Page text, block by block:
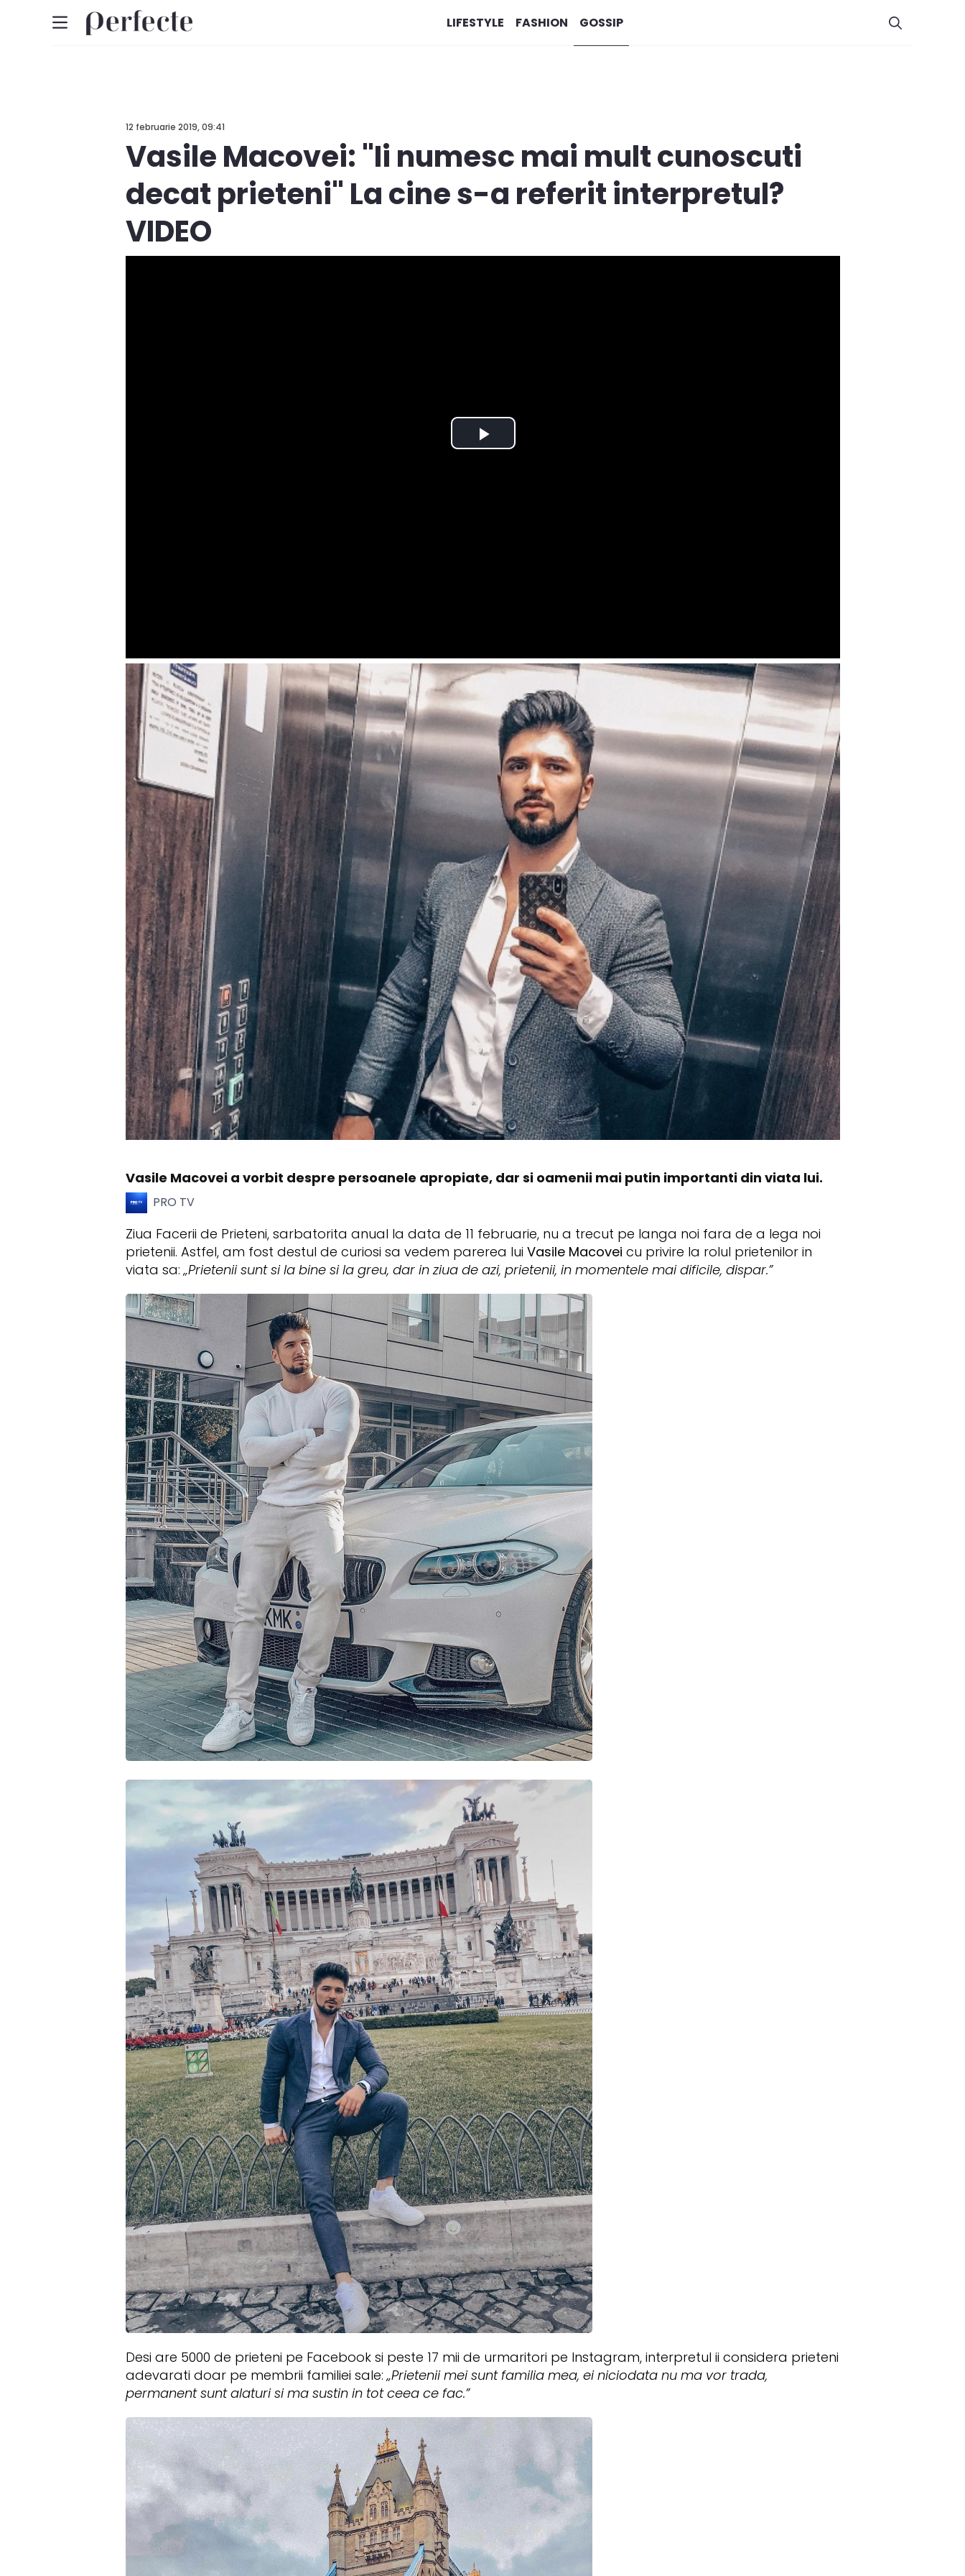
LIFESTYLE FASHION GOSSIP
12 februarie 2019, 09:41
Vasile Macovei: "Ii numesc mai mult cunoscuti
decat prieteni" La cine s-a referit interpretul?
VIDEO
Vasile Macovei a vorbit despre persoanele apropiate, dar si oamenii mai putin importanti din viata lui.
PRO TV
Ziua Facerii de Prieteni, sarbatorita anual la data de 11 februarie, nu a trecut pe langa noi fara de a lega noi
prietenii. Astfel, am fost destul de curiosi sa vedem parerea lui Vasile Macovei cu privire la rolul prietenilor in
viata sa:„Prietenii sunt si la bine si la greu, dar in ziua de azi, prietenii, in momentele mai dificile, dispar.”
Desi are 5000 de prieteni pe Facebook si peste 17 mii de urmaritori pe Instagram, interpretul ii considera prieteni
adevarati doar pe membrii familiei sale:„Prietenii mei sunt familia mea, ei niciodata nu ma vor trada,
permanent sunt alaturi si ma sustin in tot ceea ce fac.”